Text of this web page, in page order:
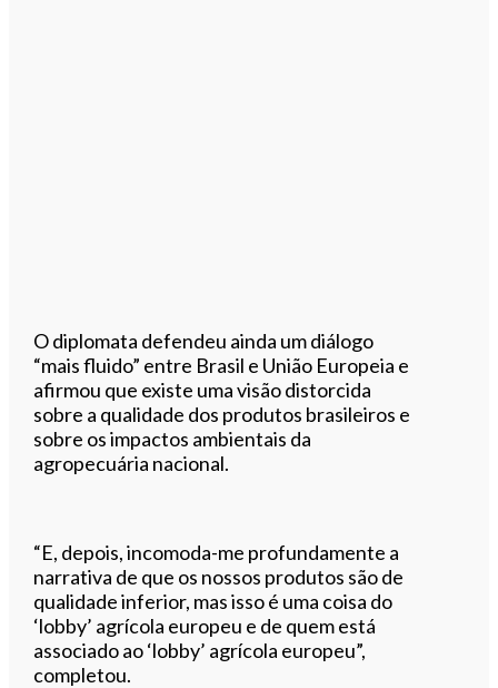
O diplomata defendeu ainda um diálogo
“mais fluido” entre Brasil e União Europeia e
afirmou que existe uma visão distorcida
sobre a qualidade dos produtos brasileiros e
sobre os impactos ambientais da
agropecuária nacional.
“E, depois, incomoda-me profundamente a
narrativa de que os nossos produtos são de
qualidade inferior, mas isso é uma coisa do
‘lobby’ agrícola europeu e de quem está
associado ao ‘lobby’ agrícola europeu”,
completou.